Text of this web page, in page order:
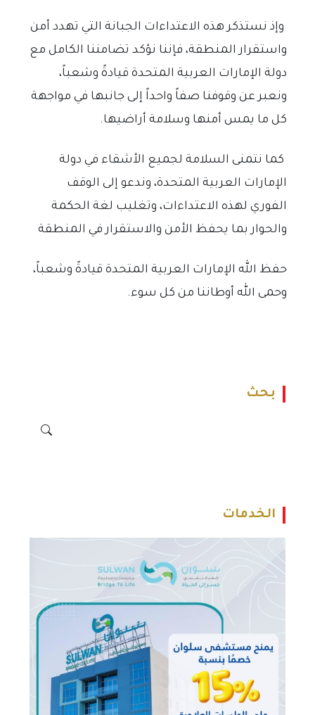
وإذ نستذكر هذه الاعتداءات الجبانة التي تهدد أمن
واستقرار المنطقة، فإننا نؤكد تضامننا الكامل مع
دولة الإمارات العربية المتحدة قيادةً وشعباً،
ونعبر عن وقوفنا صفاً واحداً إلى جانبها في مواجهة
كل ما يمس أمنها وسلامة أراضيها.
كما نتمنى السلامة لجميع الأشقاء في دولة
الإمارات العربية المتحدة، وندعو إلى الوقف
الفوري لهذه الاعتداءات، وتغليب لغة الحكمة
والحوار بما يحفظ الأمن والاستقرار في المنطقة
حفظ الله الإمارات العربية المتحدة قيادةً وشعباً،
وحمى الله أوطاننا من كل سوء.
بحث
الخدمات